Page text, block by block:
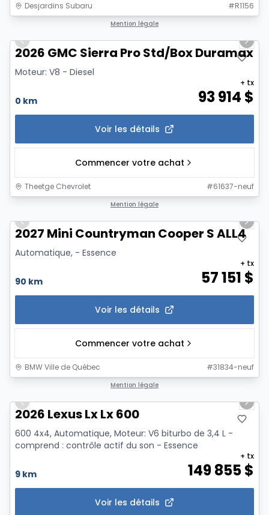
Desjardins Subaru #R1156
Mention légale
Previous slide
Next
2026 GMC Sierra Pro Std/Box Duramax
Moteur: V8 - Diesel
0 km 93 914 $
+ tx
Voir les détails
Commencer votre achat
Theetge Chevrolet #61637-neuf
Mention légale
Previous slide
Next
2027 Mini Countryman Cooper S ALL4
Automatique, - Essence
90 km 57 151 $
+ tx
Voir les détails
Commencer votre achat
BMW Ville de Québec #31834-neuf
Mention légale
Previous slide
Next
2026 Lexus Lx Lx 600
600 4x4, Automatique, Moteur: V6 biturbo de 3,4 L -
comprend : contrôle actif du son - Essence
9 km 149 855$
+ tx
Voir les détails